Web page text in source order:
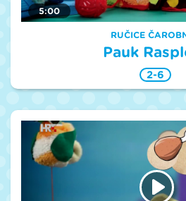
5:00
RUČICE
Pauk
2-6